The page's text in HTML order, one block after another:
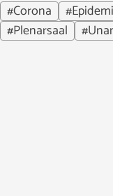
#Corona
#Plenarsaal